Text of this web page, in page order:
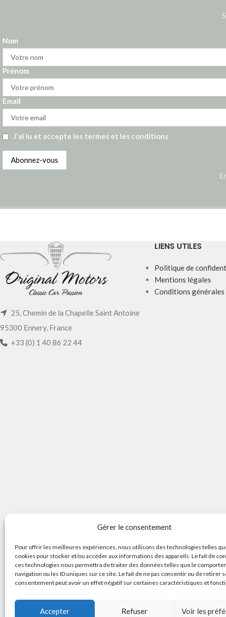
Gérer le consentement
Pour offrir les meilleures expériences, nous utilisons des technologies telles
cookies pour stocker et/ou accéder aux informations des appareils. Le fait de
ces technologies nous permettra de traiter des données telles que le
navigation ou les ID uniques sur ce site. Le fait de ne pas consentir ou de retirer
consentement peut avoir un effet négatif sur certaines caractéristiques et
Accepter Refuser Voir les
Nom
Prénom
Email
J'ai lu et accepte les termes et les conditions
25, Chemin de la Chapelle Saint Antoine
95300 Ennery, France
+33 (0) 1 40 86 22 44
LIENS UTILES
Politique de
Mentions légales
Conditions générales